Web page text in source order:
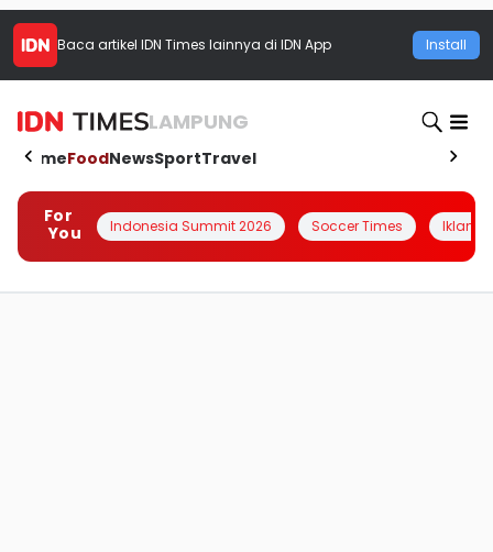
Baca artikel IDN Times lainnya di IDN App Install
LAMPUNG
HomeFoodNewsSportTravel
For
You
Indonesia Summit 2026 Soccer Times Iklanin